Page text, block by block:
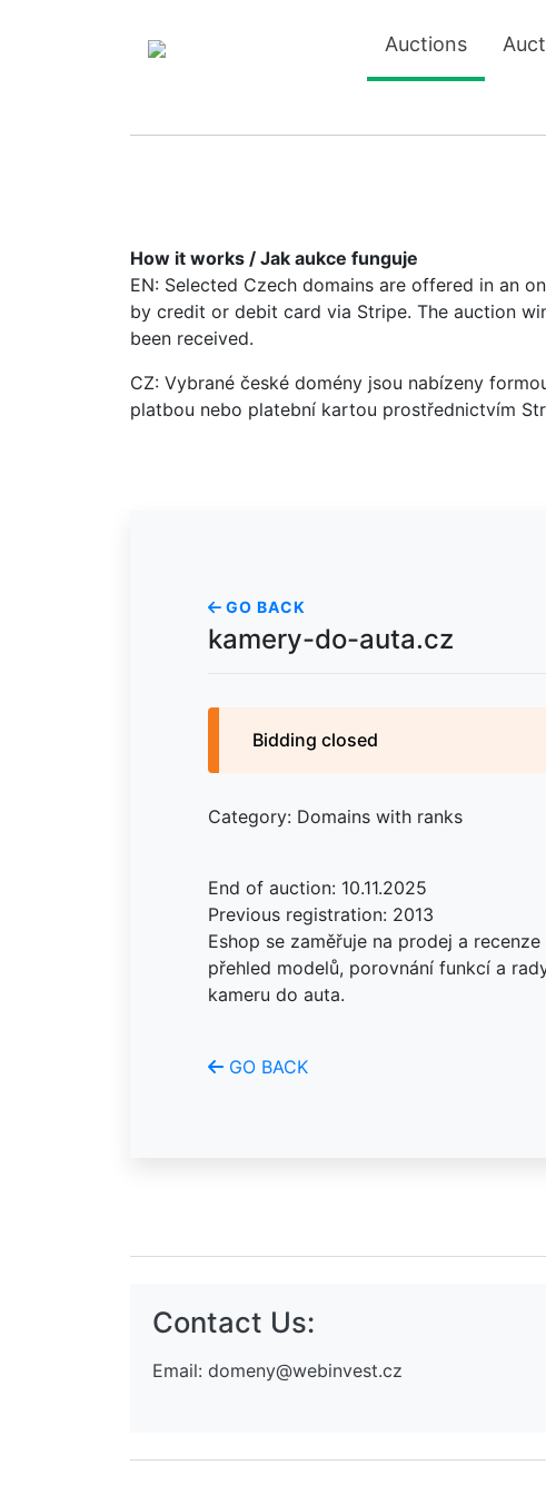
Auctions
How it works / Jak aukce funguje
EN: Selected Czech domains are offered in an
by credit or debit card via Stripe. The auction
been received.
CZ: Vybrané české domény jsou nabízeny
platbou nebo platební kartou prostřednictvím
GO BACK
kamery-do-auta.cz
Bidding closed
Category: Domains with ranks
End of auction: 10.11.2025
Previous registration: 2013
Eshop se zaměřuje na prodej a
přehled modelů, porovnání funkcí a
kameru do auta.
GO BACK
Contact Us:
Email: domeny@webinvest.cz